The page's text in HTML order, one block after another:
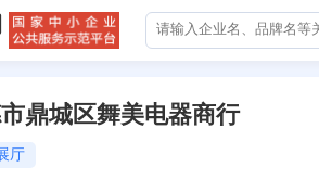
鼎城区舞美电器商行
厅